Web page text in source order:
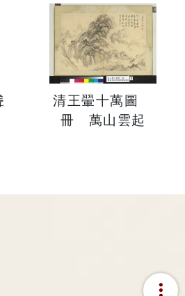
清王翬十萬圖
冊 萬山雲起
more_vert